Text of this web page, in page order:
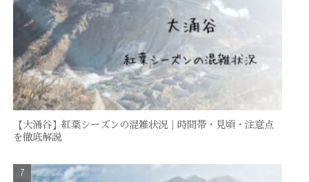
【大涌谷】紅葉シーズンの混雑状況｜時間帯・見頃・注意点
を徹底解説